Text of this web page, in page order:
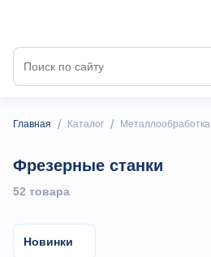
Главная / Каталог / Металлообработка
Фрезерные станки
52 товарa
Новинки